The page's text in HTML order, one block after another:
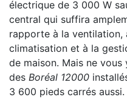
électrique de 3 000 W
central qui suffira
rapporte à la ventilation,
climatisation et à la
de maison. Mais ne
des Boréal 12000
3 600 pieds carrés